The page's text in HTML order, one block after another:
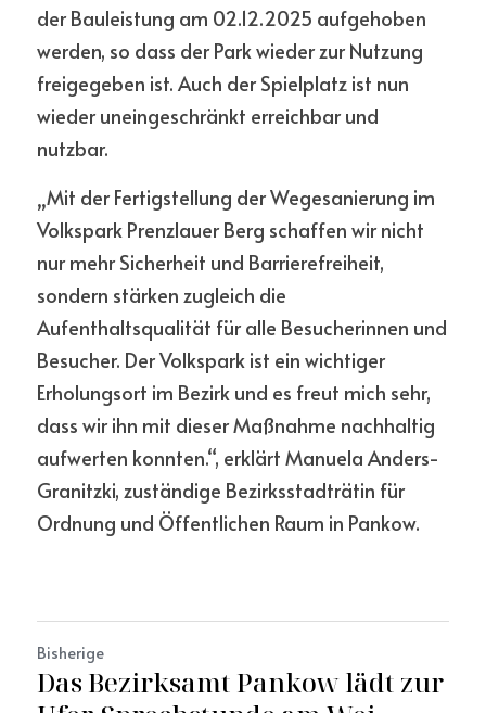
der Bauleistung am 02.12.2025 aufgehoben
werden, so dass der Park wieder zur Nutzung
freigegeben ist. Auch der Spielplatz ist nun
wieder uneingeschränkt erreichbar und
nutzbar.
„Mit der Fertigstellung der Wegesanierung im
Volkspark Prenzlauer Berg schaffen wir nicht
nur mehr Sicherheit und Barrierefreiheit,
sondern stärken zugleich die
Aufenthaltsqualität für alle Besucherinnen und
Besucher. Der Volkspark ist ein wichtiger
Erholungsort im Bezirk und es freut mich sehr,
dass wir ihn mit dieser Maßnahme nachhaltig
aufwerten konnten.“, erklärt Manuela Anders-
Granitzki, zuständige Bezirksstadträtin für
Ordnung und Öffentlichen Raum in Pankow.
Bisherige
Das Bezirksamt Pankow lädt zur